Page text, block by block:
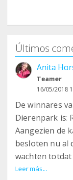
Últimos
Anita
Teamer
16/05/2018
De winnares
Dierenpark is:
Aangezien de
besloten nu al
wachten totdat
Rowen-Lisa:
Leer más...